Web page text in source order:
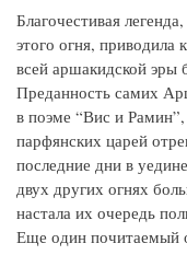
Благочестивая
этого огня,
всей аршакидской эры
Преданность самих
в поэме “Вис и
парфянских царей
последние дни в
двух других огнях
настала их очередь
Еще один почитаемый